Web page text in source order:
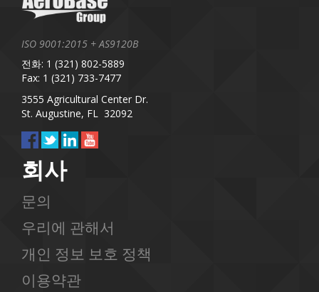
ISO 9001:2015 + AS9120B
전화: 1 (321) 802-5889
Fax: 1 (321) 733-7477
3555 Agricultural Center Dr.
St. Augustine, FL 32092
회사
문의
우리에 관해서
개인 정보 보호 정책
이용약관